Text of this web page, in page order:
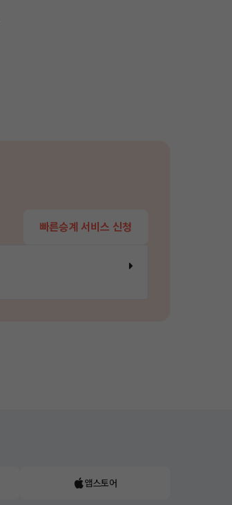
빠른승계 서비스 신청
앱스토어